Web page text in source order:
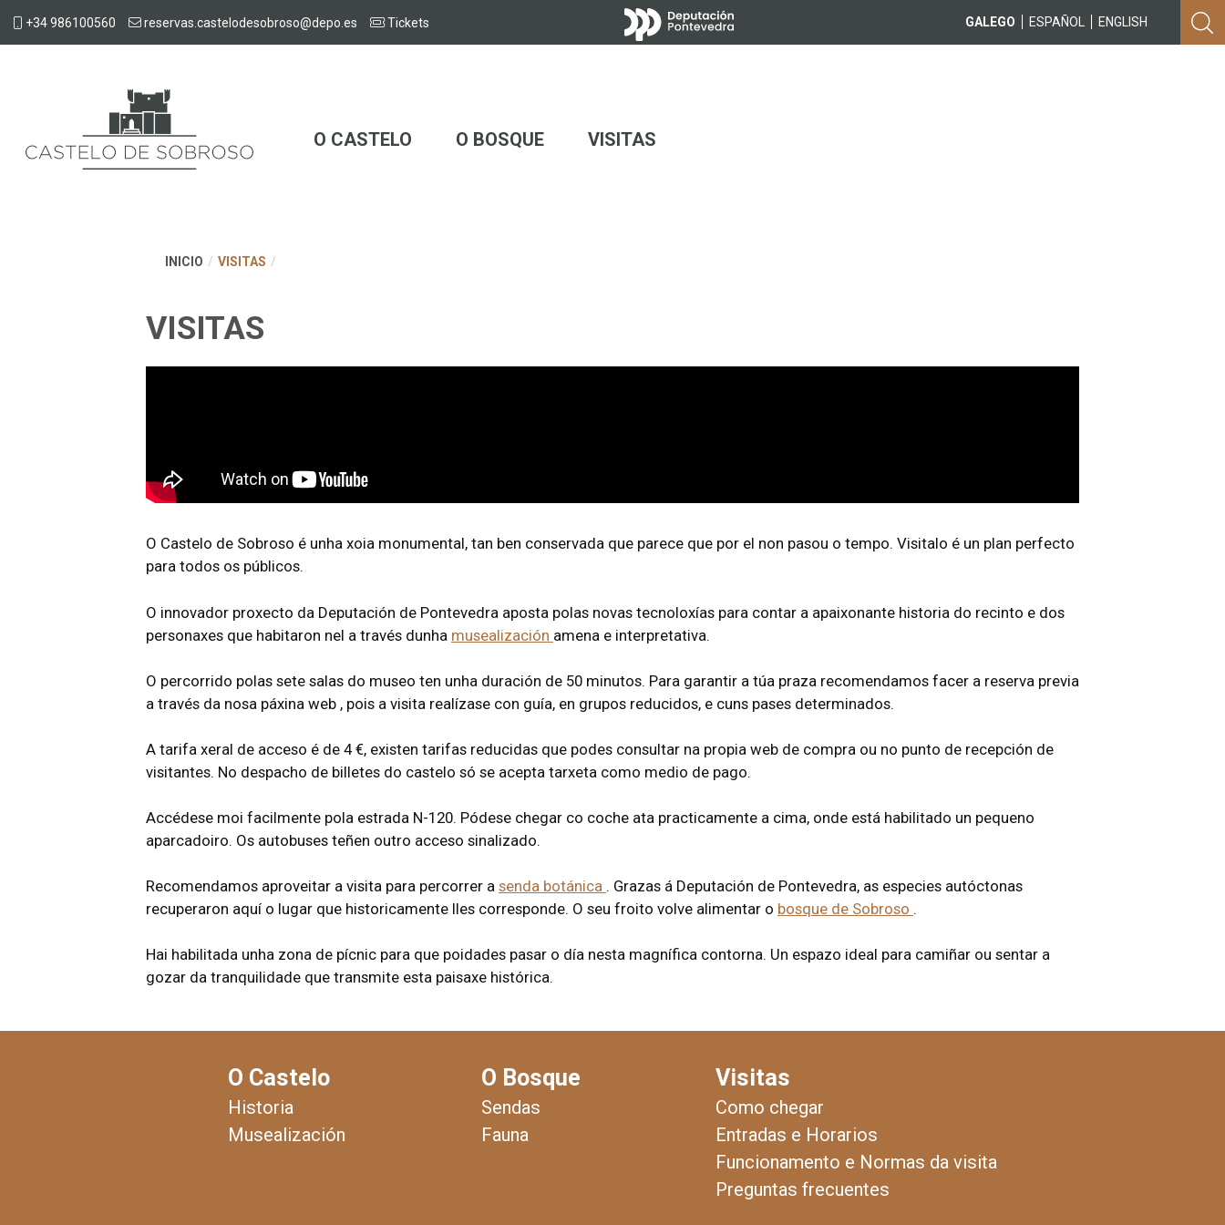
+34 986100560 reservas.castelodesobroso@depo.es Tickets GALEGO ESPAÑOL ENGLISH
Castelo de Sobroso
O CASTELO O BOSQUE VISITAS
INICIO / VISITAS /
VISITAS
O Castelo de Sobroso é unha xoia monumental, tan ben conservada que parece que por el non pasou o tempo. Visitalo é un plan perfecto
para todos os públicos.
O innovador proxecto da Deputación de Pontevedra aposta polas novas tecnoloxías para contar a apaixonante historia do recinto e dos
personaxes que habitaron nel a través dunha musealización amena e interpretativa.
O percorrido polas sete salas do museo ten unha duración de 50 minutos. Para garantir a túa praza recomendamos facer a reserva previa
a través da nosa páxina web , pois a visita realízase con guía, en grupos reducidos, e cuns pases determinados.
A tarifa xeral de acceso é de 4 €, existen tarifas reducidas que podes consultar na propia web de compra ou no punto de recepción de
visitantes. No despacho de billetes do castelo só se acepta tarxeta como medio de pago.
Accédese moi facilmente pola estrada N-120. Pódese chegar co coche ata practicamente a cima, onde está habilitado un pequeno
aparcadoiro. Os autobuses teñen outro acceso sinalizado.
Recomendamos aproveitar a visita para percorrer a senda botánica . Grazas á Deputación de Pontevedra, as especies autóctonas
recuperaron aquí o lugar que historicamente lles corresponde. O seu froito volve alimentar o bosque de Sobroso .
Hai habilitada unha zona de pícnic para que poidades pasar o día nesta magnífica contorna. Un espazo ideal para camiñar ou sentar a
gozar da tranquilidade que transmite esta paisaxe histórica.
O Castelo
Historia
Musealización
O Bosque
Sendas
Fauna
Visitas
Como chegar
Entradas e Horarios
Funcionamento e Normas da visita
Preguntas frecuentes